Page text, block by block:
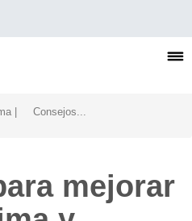
| Consejos...
mejorar